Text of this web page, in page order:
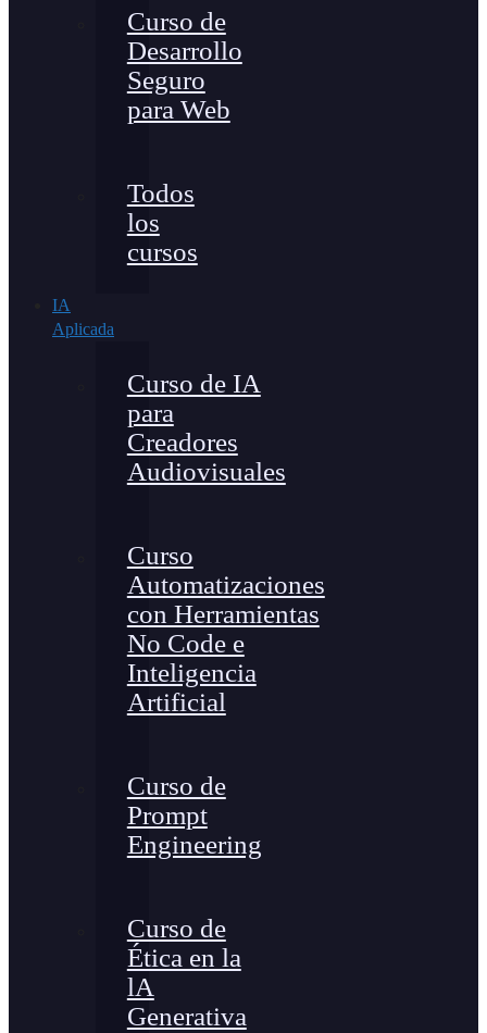
Curso de
Desarrollo
Seguro
para Web
Todos
los
cursos
IA
Aplicada
Curso de IA
para
Creadores
Audiovisuales
Curso
Automatizaciones
con Herramientas
No Code e
Inteligencia
Artificial
Curso de
Prompt
Engineering
Curso de
Ética en la
lA
Generativa